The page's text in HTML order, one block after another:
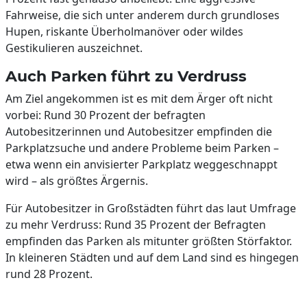
Fahrweise, die sich unter anderem durch grundloses
Hupen, riskante Überholmanöver oder wildes
Gestikulieren auszeichnet.
Auch Parken führt zu Verdruss
Am Ziel angekommen ist es mit dem Ärger oft nicht
vorbei: Rund 30 Prozent der befragten
Autobesitzerinnen und Autobesitzer empfinden die
Parkplatzsuche und andere Probleme beim Parken –
etwa wenn ein anvisierter Parkplatz weggeschnappt
wird – als größtes Ärgernis.
Für Autobesitzer in Großstädten führt das laut Umfrage
zu mehr Verdruss: Rund 35 Prozent der Befragten
empfinden das Parken als mitunter größten Störfaktor.
In kleineren Städten und auf dem Land sind es hingegen
rund 28 Prozent.